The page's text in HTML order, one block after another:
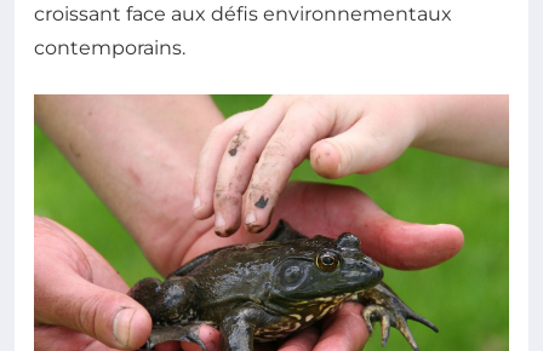
croissant face aux défis environnementaux
contemporains.